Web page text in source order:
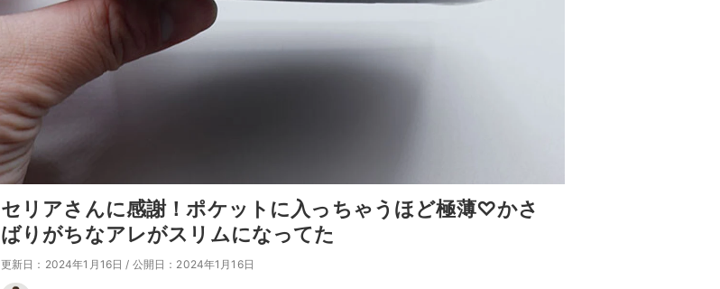
セリアさんに感謝！ポケットに入っちゃうほど極薄♡かさ
ばりがちなアレがスリムになってた
更新日：2024年1月16日 / 公開日：2024年1月16日